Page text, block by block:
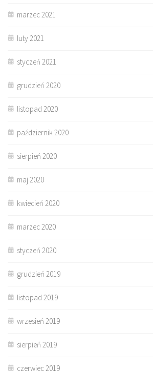
marzec 2021
luty 2021
styczeń 2021
grudzień 2020
listopad 2020
październik 2020
sierpień 2020
maj 2020
kwiecień 2020
marzec 2020
styczeń 2020
grudzień 2019
listopad 2019
wrzesień 2019
sierpień 2019
czerwiec 2019